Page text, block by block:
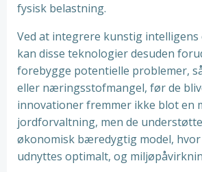
fysisk belastning.
Ved at integrere kunstig
kan disse teknologier desuden
forebygge potentielle problemer,
eller næringsstofmangel, før de
innovationer fremmer ikke blot en
jordforvaltning, men de
økonomisk bæredygtig model,
udnyttes optimalt, og